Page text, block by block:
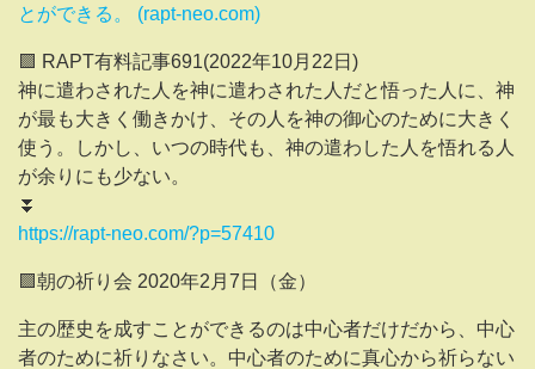
とができる。 (rapt-neo.com)
🟪 RAPT有料記事691(2022年10月22日)
神に遣わされた人を神に遣わされた人だと悟った人に、神
が最も大きく働きかけ、その人を神の御心のために大きく
使う。しかし、いつの時代も、神の遣わした人を悟れる人
が余りにも少ない。
⏬
https://rapt-neo.com/?p=57410
🟪朝の祈り会 2020年2月7日（金）
主の歴史を成すことができるのは中心者だけだから、中心
者のために祈りなさい。中心者のために真心から祈らない